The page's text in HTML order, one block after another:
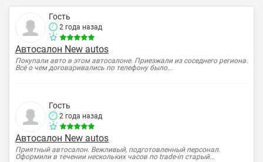
Гость
2 года назад
Автосалон New autos
Покупали авто в этом автосалоне. Приезжали из соседнего региона.
Всё о чем договаривались по телефону было...
Гость
2 года назад
Автосалон New autos
Приятный автосалон. Вежливый, подготовленный персонал.
Оформили в течении нескольких часов по trade-in старый...